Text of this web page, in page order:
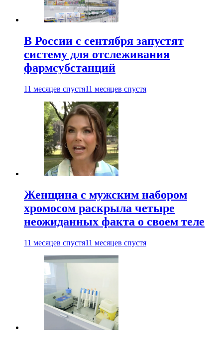
В России с сентября запустят
систему для отслеживания
фармсубстанций
11 месяцев спустя11 месяцев спустя
Женщина с мужским набором
хромосом раскрыла четыре
неожиданных факта о своем теле
11 месяцев спустя11 месяцев спустя